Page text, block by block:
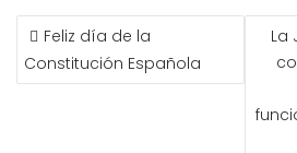
NAVEGACIÓN
DE
ENTRADAS
Feliz día de la
Constitución Española
La